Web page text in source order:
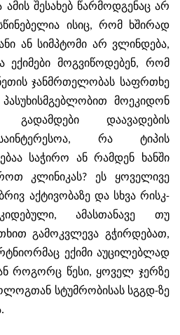
შესახებ წარმოდგენაც არ
ისიც, რომ ხშირად
ან სიმპტომი არ ვლინდება,
მოგვიწოდებენ, რომ
ჯანმრთელობას საფრთხე
მოეკიდონ
დაავადების
რა ტიპის
საჭირო ან რამდენ ხანში
კლინიკას? ეს ყოველივე
აქტივობაზე და სხვა რისკ-
ამასთანავე თუ
გამოკვლევა გჭირდებათ,
ექიმი აუცილებლად
როგორც წესი, ყოველ ჯერზე
სტუმრობისას სგგდ-ზე